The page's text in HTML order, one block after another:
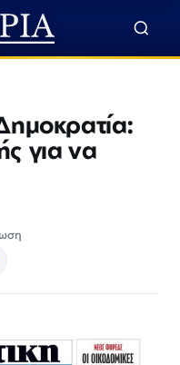
για να